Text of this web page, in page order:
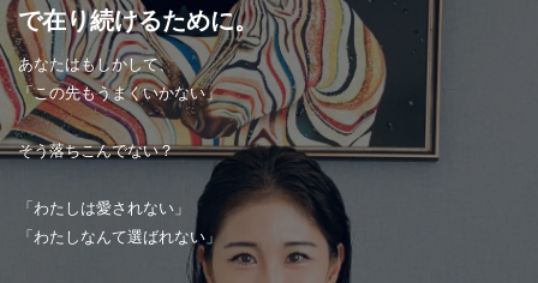
で在り続けるために。
あなたはもしかして、
「この先もうまくいかない」
そう落ちこんでない？
「わたしは愛されない」
「わたしなんて選ばれない」